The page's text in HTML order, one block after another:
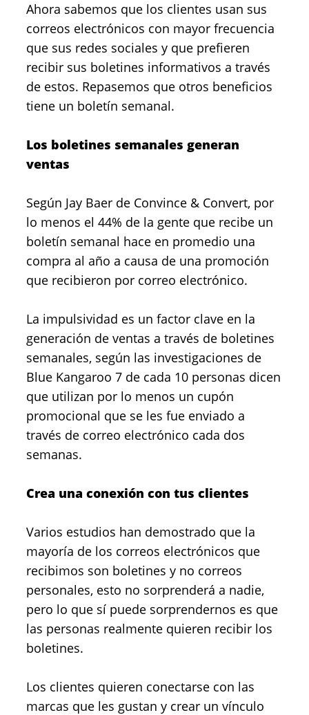
Ahora sabemos que los clientes usan sus
correos electrónicos con mayor frecuencia
que sus redes sociales y que prefieren
recibir sus boletines informativos a través
de estos. Repasemos que otros beneficios
tiene un boletín semanal.
Los boletines semanales generan
ventas
Según Jay Baer de Convince & Convert, por
lo menos el 44% de la gente que recibe un
boletín semanal hace en promedio una
compra al año a causa de una promoción
que recibieron por correo electrónico.
La impulsividad es un factor clave en la
generación de ventas a través de boletines
semanales, según las investigaciones de
Blue Kangaroo 7 de cada 10 personas dicen
que utilizan por lo menos un cupón
promocional que se les fue enviado a
través de correo electrónico cada dos
semanas.
Crea una conexión con tus clientes
Varios estudios han demostrado que la
mayoría de los correos electrónicos que
recibimos son boletines y no correos
personales, esto no sorprenderá a nadie,
pero lo que sí puede sorprendernos es que
las personas realmente quieren recibir los
boletines.
Los clientes quieren conectarse con las
marcas que les gustan y crear un vínculo